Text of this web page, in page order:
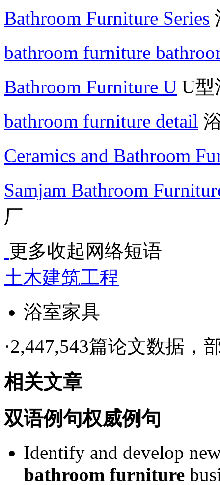
Bathroom Furniture Series
bathroom furniture
Bathroom Furniture U U型
bathroom furniture detail
Ceramics and Bathroom
Samjam Bathroom
厂
更多收起 网络短语
土木建筑工程
浴室家具
·2,447,543篇论文数据，
相关文章
双语例句权威例句
Identify and develop
bathroom furniture